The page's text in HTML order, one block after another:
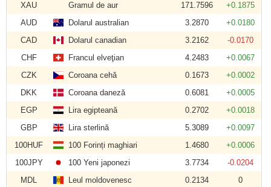
XAU
Gramul de aur 171.7596
+0.1875
AUD
Dolarul australian 3.2870
+0.0180
CAD
Dolarul canadian 3.2162
-0.0170
CHF
Francul elveţian 4.2483
+0.0067
CZK
Coroana cehă 0.1673
+0.0002
DKK
Coroana daneză 0.6081
+0.0005
EGP
Lira egipteană 0.2702
+0.0018
GBP
Lira sterlină 5.3089
+0.0097
100HUF
100 Forinți maghiari 1.4680
+0.0006
100JPY
100 Yeni japonezi 3.7734
-0.0204
MDL
Leul moldovenesc 0.2134
0